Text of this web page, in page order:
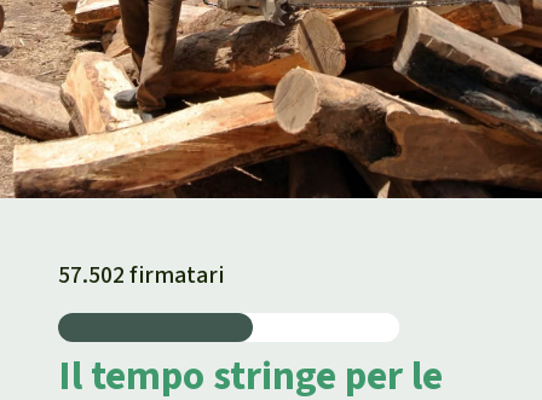
57.502 firmatari
Il tempo stringe per le